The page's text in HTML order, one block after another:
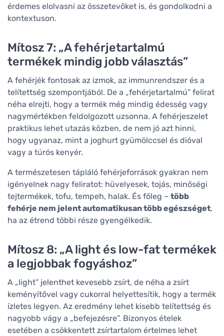
érdemes elolvasni az összetevőket is, és gondolkodni a
kontextuson.
Mítosz 7: „A fehérjetartalmú
termékek mindig jobb választás”
A fehérjék fontosak az izmok, az immunrendszer és a
telítettség szempontjából. De a „fehérjetartalmú” felirat
néha elrejti, hogy a termék még mindig édesség vagy
nagymértékben feldolgozott uzsonna. A fehérjeszelet
praktikus lehet utazás közben, de nem jó azt hinni,
hogy ugyanaz, mint a joghurt gyümölccsel és dióval
vagy a túrós kenyér.
A természetesen tápláló fehérjeforrások gyakran nem
igényelnek nagy feliratot: hüvelyesek, tojás, minőségi
tejtermékek, tofu, tempeh, halak. És főleg – több
fehérje nem jelent automatikusan több egészséget,
ha az étrend többi része gyengélkedik.
Mítosz 8: „A light és low-fat termékek
a legjobbak fogyáshoz”
A „light” jelenthet kevesebb zsírt, de néha a zsírt
keményítővel vagy cukorral helyettesítik, hogy a termék
ízletes legyen. Az eredmény lehet kisebb telítettség és
nagyobb vágy a „befejezésre”. Bizonyos ételek
esetében a csökkentett zsírtartalom értelmes lehet